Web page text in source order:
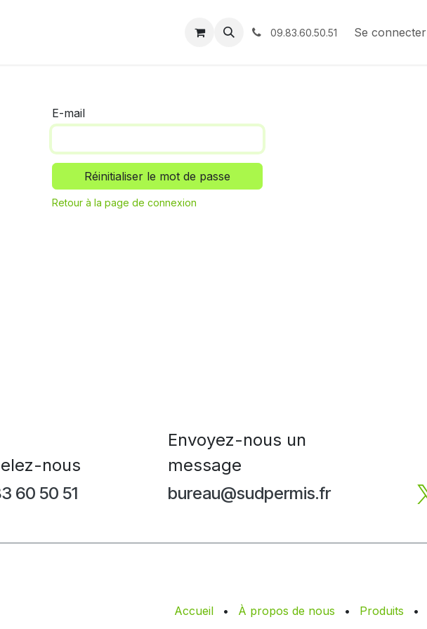
Sos permis Réservation passerelle
09.83.60.50.51 Se connecter
E-mail
Réinitialiser le mot de passe
Retour à la page de connexion
nous
60 50 51
Envoyez-nous un
message
bureau@sudpermis.fr
Accueil • À propos de nous • Produits •